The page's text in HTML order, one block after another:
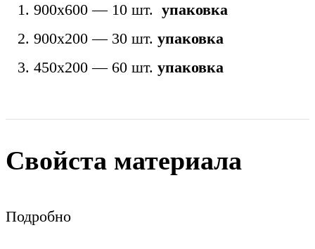
900х600 — 10 шт. упаковка
900х200 — 30 шт. упаковка
450х200 — 60 шт. упаковка
Свойста материала
Подробно